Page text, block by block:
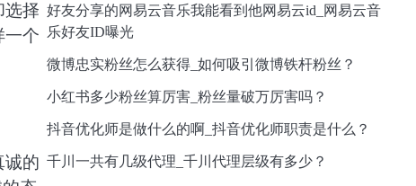
选择
一个
诚的
好友分享的网易云音乐我能看到他网易云id_网易云音
乐好友ID曝光
微博忠实粉丝怎么获得_如何吸引微博铁杆粉丝？
小红书多少粉丝算厉害_粉丝量破万厉害吗？
抖音优化师是做什么的啊_抖音优化师职责是什么？
千川一共有几级代理_千川代理层级有多少？